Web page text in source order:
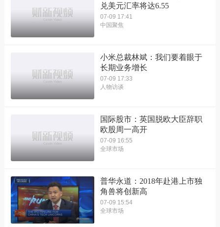
兑美元汇率将达6.55
07-09 17:41
中国聚焦
小米总裁林斌：我们要着眼于
长期业务增长
07-09 17:33
人物访谈
国际股市：英国脱欧大臣辞职
欧股周一高开
07-09 16:55
全球市场
普华永道：2018年赴港上市独
角兽将创新高
07-09 15:54
全球市场